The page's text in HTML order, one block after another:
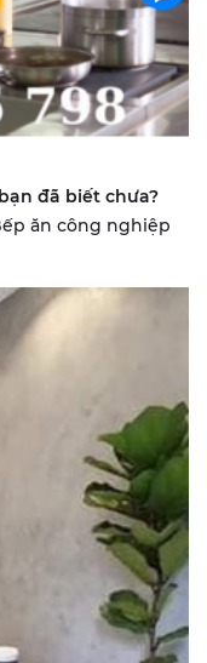
đã biết chưa?
ăn công nghiệp